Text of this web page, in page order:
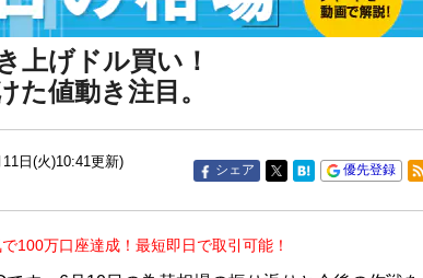
上げドル買い！
た値動き注目。
日(火)10:41更新)
シェア 優先登録
100万口座達成！最短即日で取引可能！